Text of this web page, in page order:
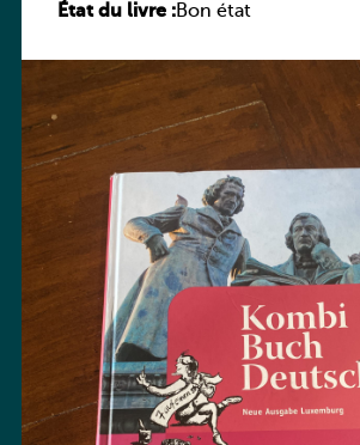
Luxemburg)
État du livre :Bon état